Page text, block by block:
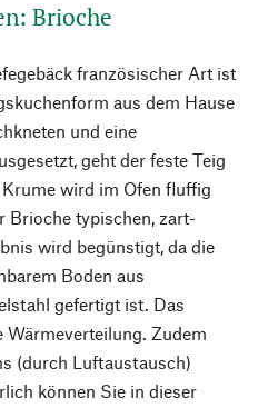
Brioche
französischer Art ist
aus dem Hause
und eine
geht der feste Teig
wird im Ofen fluffig
Brioche typischen, zart-
wird begünstigt, da die
Boden aus
gefertigt ist. Das
Wärmeverteilung. Zudem
(durch Luftaustausch)
können Sie in dieser